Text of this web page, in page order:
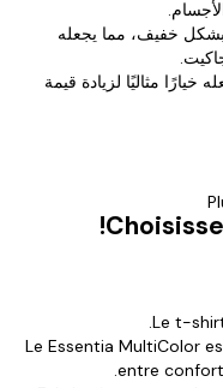
بشكل خفيف، مما يجعله
مثاليًا لزيادة قيمة
Le t-
Le Essentia MultiColor
entre